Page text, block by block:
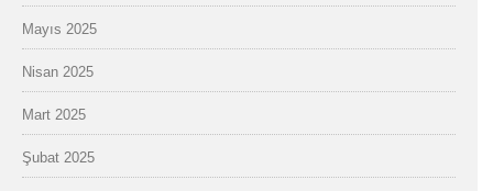
Mayıs 2025
Nisan 2025
Mart 2025
Şubat 2025